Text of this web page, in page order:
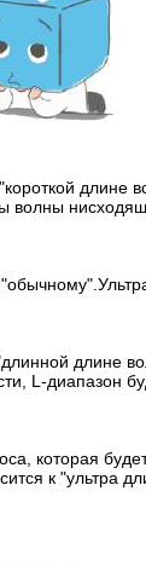
длине
волны
длине
L-диапазон
которая
к "ультра